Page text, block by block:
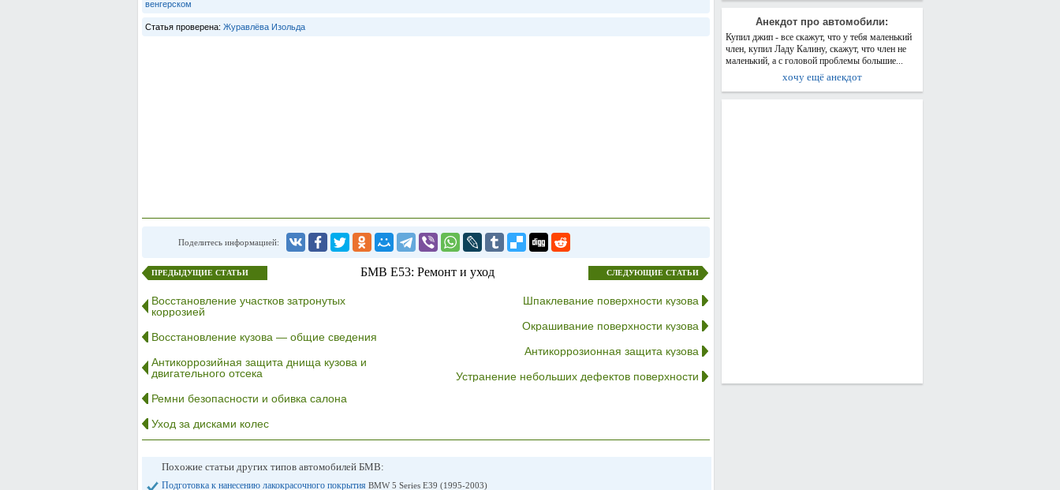
венгерском
Статья проверена: Журавлёва Изольда
Поделитесь информацией:
ПРЕДЫДУЩИЕ СТАТЬИ БМВ E53: Ремонт и уход СЛЕДУЮЩИЕ СТАТЬИ
Восстановление участков затронутых
коррозией
Восстановление кузова — общие сведения
Антикоррозийная защита днища кузова и
двигательного отсека
Ремни безопасности и обивка салона
Уход за дисками колес
Шпаклевание поверхности кузова
Окрашивание поверхности кузова
Антикоррозионная защита кузова
Устранение небольших дефектов поверхности
Похожие статьи других типов автомобилей БМВ:
Подготовка к нанесению лакокрасочного покрытия BMW 5 Series E39 (1995-2003)
Анекдот про автомобили:
Купил джип - все скажут, что у тебя маленький
член, купил Ладу Калину, скажут, что член не
маленький, а с головой проблемы большие...
хочу ещё анекдот